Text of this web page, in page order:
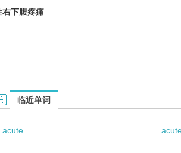
右下腹疼痛
right lower quadrant pain的相关资料：
临近单词
acute